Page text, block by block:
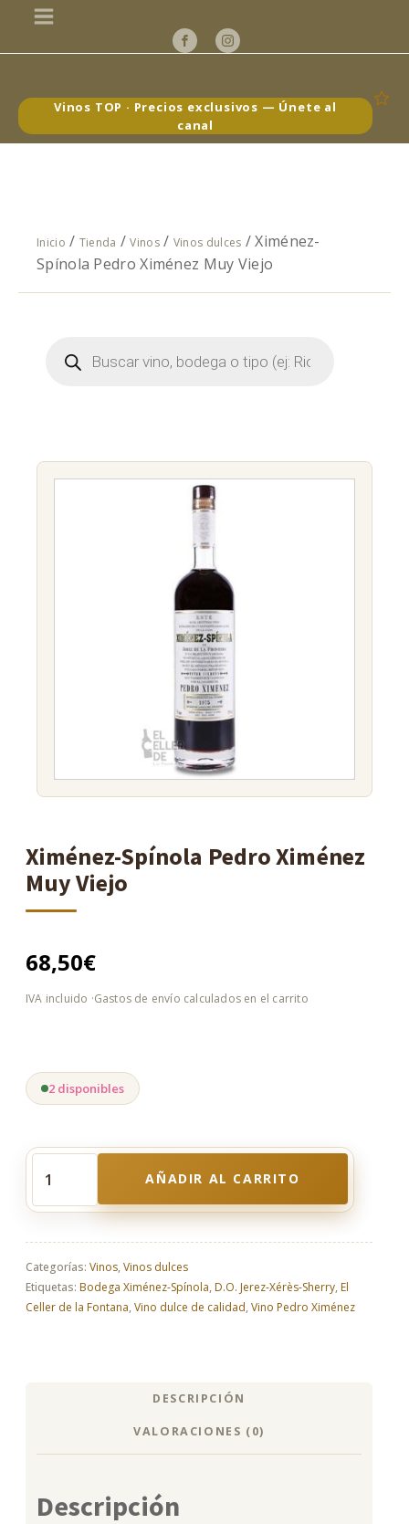
Vinos TOP · Precios exclusivos — Únete al
canal
Inicio / Tienda /Vinos/ Vinos dulces / Ximénez-
Spínola Pedro Ximénez Muy Viejo
Búsqueda
Ximénez-Spínola Pedro Ximénez
Muy Viejo
68,50€
2 disponibles
Spínola
Ximénez
Muy
Viejo
cantidad
AÑADIR AL CARRITO
Categorías: Vinos,Vinos dulces
Etiquetas: Bodega Ximénez-Spínola, D.O. Jerez-Xérès-Sherry, El
Celler de la Fontana,Vino dulce de calidad,Vino Pedro Ximénez
DESCRIPCIÓN
VALORACIONES (0)
Descripción